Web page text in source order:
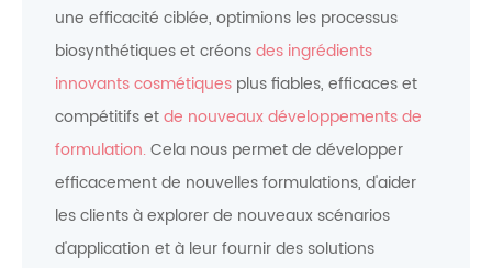
une efficacité ciblée, optimions les processus
biosynthétiques et créonsdes ingrédients
innovants cosmétiques plus fiables, efficaces et
compétitifs etde nouveaux développements de
formulation.Cela nous permet de développer
efficacement de nouvelles formulations, d'aider
les clients à explorer de nouveaux scénarios
d'application et à leur fournir des solutions